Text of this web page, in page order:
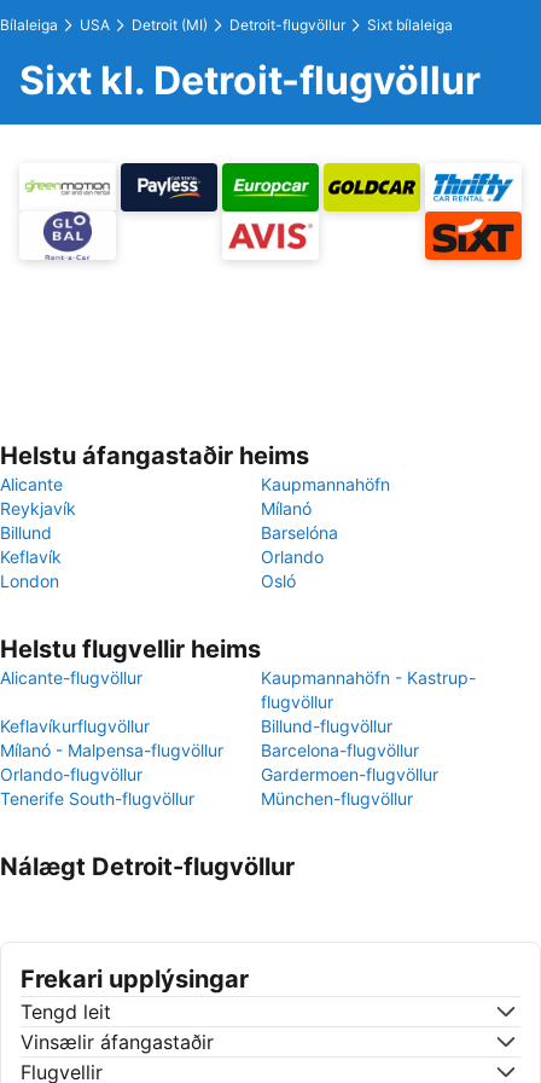
Bílaleiga USA Detroit (MI) Detroit-flugvöllur Sixt bílaleiga
Sixt kl. Detroit-flugvöllur
Helstu áfangastaðir heims
Alicante
Kaupmannahöfn
Reykjavík
Mílanó
Billund
Barselóna
Keflavík
Orlando
London
Osló
Helstu flugvellir heims
Alicante-flugvöllur
Kaupmannahöfn - Kastrup-
flugvöllur
Keflavíkurflugvöllur
Billund-flugvöllur
Mílanó - Malpensa-flugvöllur
Barcelona-flugvöllur
Orlando-flugvöllur
Gardermoen-flugvöllur
Tenerife South-flugvöllur
München-flugvöllur
Nálægt Detroit-flugvöllur
Frekari upplýsingar
Tengd leit
Vinsælir áfangastaðir
Flugvellir